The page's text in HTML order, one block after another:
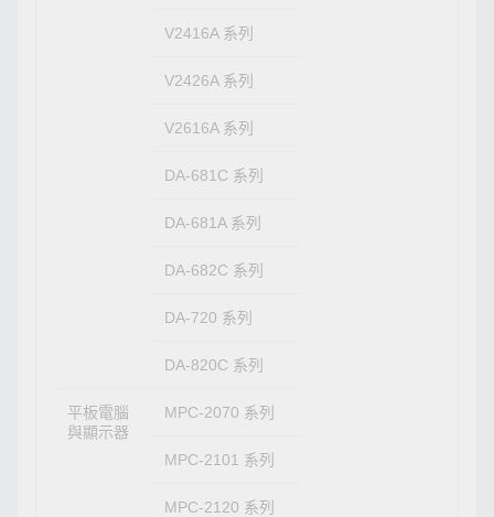
V2416A 系列
V2426A 系列
V2616A 系列
DA-681C 系列
DA-681A 系列
DA-682C 系列
DA-720 系列
DA-820C 系列
平板電腦
與顯示器
MPC-2070 系列
MPC-2101 系列
MPC-2120 系列